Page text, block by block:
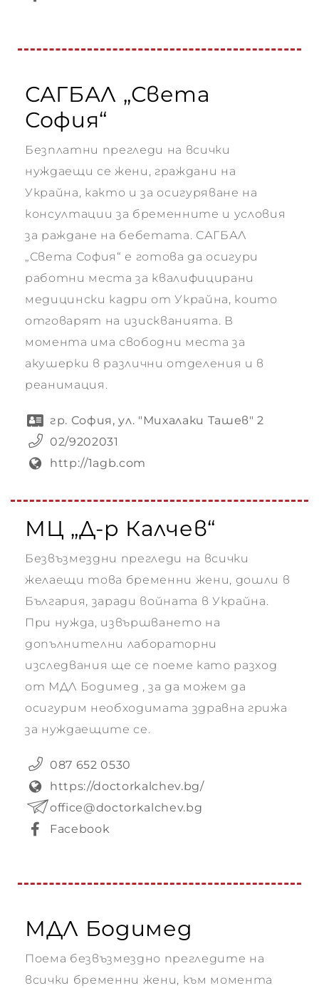
САГБАЛ „Света
София“
Безплатни прегледи на всички
нуждаещи се жени, граждани на
Украйна, както и за осигуряване на
консултации за бременните и условия
за раждане на бебетата. САГБАЛ
„Света София“ е готова да осигури
работни места за квалифицирани
медицински кадри от Украйна, които
отговарят на изискванията. В
момента има свободни места за
акушерки в различни отделения и в
реанимация.
гр. София, ул. "Михалаки Ташев" 2
02/9202031
http://1agb.com
МЦ „Д-р Калчев“
Безвъзмездни прегледи на всички
желаещи това бременни жени, дошли в
България, заради войната в Украйна.
При нужда, извършването на
допълнителни лабораторни
изследвания ще се поеме като разход
от МДЛ Бодимед , за да можем да
осигурим необходимата здравна грижа
за нуждаещите се.
087 652 0530
https://doctorkalchev.bg/
office@doctorkalchev.bg
Facebook
МДЛ Бодимед
Поема безвъзмездно прегледите на
всички бременни жени, към момента